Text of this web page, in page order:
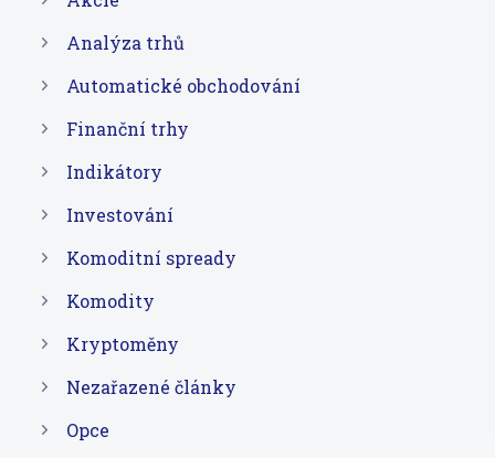
Analýza trhů
Automatické obchodování
Finanční trhy
Indikátory
Investování
Komoditní spready
Komodity
Kryptoměny
Nezařazené články
Opce